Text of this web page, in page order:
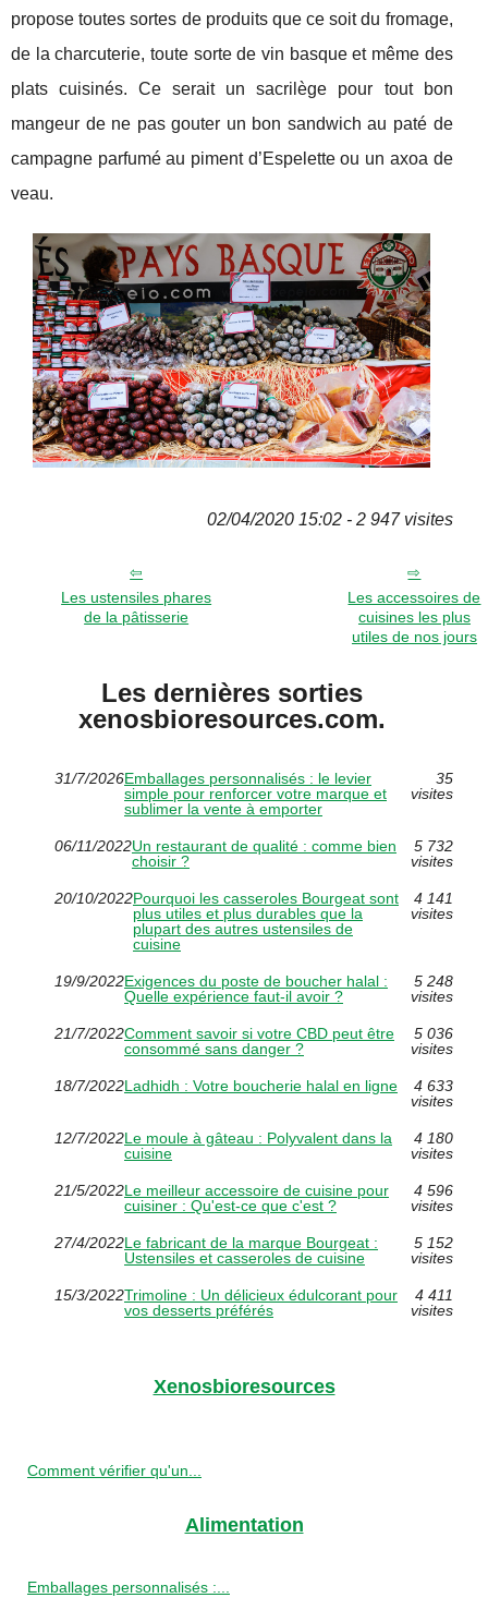
propose toutes sortes de produits que ce soit du fromage,
de la charcuterie, toute sorte de vin basque et même des
plats cuisinés. Ce serait un sacrilège pour tout bon
mangeur de ne pas gouter un bon sandwich au paté de
campagne parfumé au piment d’Espelette ou un axoa de
veau.
02/04/2020 15:02 - 2 947 visites
Les ustensiles phares
de la pâtisserie
Les accessoires de
cuisines les plus
utiles de nos jours
Les dernières sorties
xenosbioresources.com.
31/7/2026Emballages personnalisés : le levier
simple pour renforcer votre marque et
sublimer la vente à emporter
35
visites
06/11/2022Un restaurant de qualité : comme bien
choisir ?
5 732
visites
20/10/2022Pourquoi les casseroles Bourgeat sont
plus utiles et plus durables que la
plupart des autres ustensiles de
cuisine
4 141
visites
19/9/2022Exigences du poste de boucher halal :
Quelle expérience faut-il avoir ?
5 248
visites
21/7/2022Comment savoir si votre CBD peut être
consommé sans danger ?
5 036
visites
18/7/2022Ladhidh : Votre boucherie halal en ligne
4 633
visites
12/7/2022Le moule à gâteau : Polyvalent dans la
cuisine
4 180
visites
21/5/2022Le meilleur accessoire de cuisine pour
cuisiner : Qu'est-ce que c'est ?
4 596
visites
27/4/2022Le fabricant de la marque Bourgeat :
Ustensiles et casseroles de cuisine
5 152
visites
15/3/2022Trimoline : Un délicieux édulcorant pour
vos desserts préférés
4 411
visites
Xenosbioresources
Comment vérifier qu'un...
Alimentation
Emballages personnalisés :...